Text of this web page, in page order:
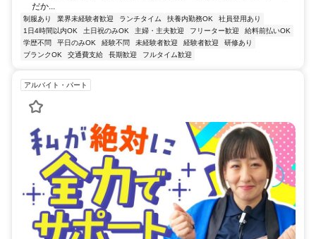
だか...
制服あり 業界未経験者歓迎 ランチタイム 扶養内勤務OK
社員登用あり
1日4時間以内OK
土日祝のみOK 主婦・主夫歓迎 フリーター歓迎
給料前払いOK
学歴不問
平日のみOK 経験不問 未経験者歓迎 経験者歓迎
研修あり
ブランクOK
交通費支給 長期歓迎 フルタイム歓迎
アルバイト・パート